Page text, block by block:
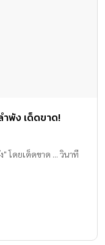
พัง เด็ดขาด!
โดยเด็ดขาด ... วินาที